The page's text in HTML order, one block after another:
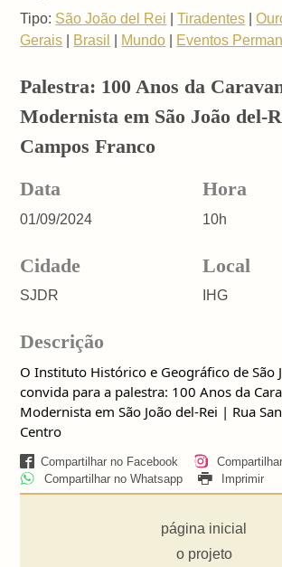
Tipo: São João del Rei |Tiradentes |
Gerais
Brasil Mundo Eventos
Palestra: 100 Anos da
Modernista em São João del-
Campos Franco
Data
01/09/2024
Hora
10h
Cidade
SJDR
Local
IHG
Descrição
O Instituto Histórico e Geográfico de São
convida para a palestra: 100 Anos da
Modernista em São João del-Rei | Rua
Centro
Compartilhar no Facebook
Compartilhar no Whatsapp
Imprimir
página inicial
o projeto